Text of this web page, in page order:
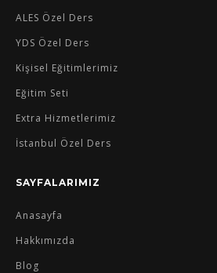
ALES Özel Ders
YDS Özel Ders
Kişisel Eğitimlerimiz
Eğitim Seti
Extra Hizmetlerimiz
İstanbul Özel Ders
SAYFALARIMIZ
Anasayfa
Hakkımızda
Blog